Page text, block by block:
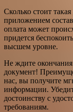
Сколько стоит
приложением
оплата может
придется
высшем уровне.
Не ждите
документ!
нас, вы получите
информации.
достоинству с
требованиям.